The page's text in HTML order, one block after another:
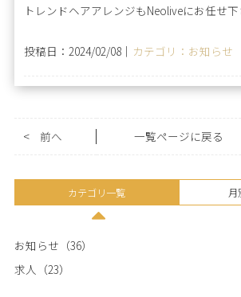
トレンドヘアアレンジもNeoliveにお任せ下
投稿日：2024/02/08｜ カテゴリ：お知らせ
< 前へ 一覧ページに戻る
カテゴリ一覧 月
お知らせ（36）
求人（23）